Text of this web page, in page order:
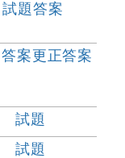
試題答案
答案更正答案
試題
試題